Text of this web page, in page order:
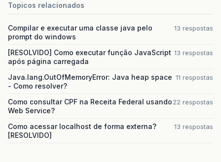
Topicos relacionados
Compilar e executar uma classe java pelo
prompt do windows
13 respostas
[RESOLVIDO] Como executar função JavaScript
após página carregada
13 respostas
Java.lang.OutOfMemoryError: Java heap space
- Como resolver?
11 respostas
Como consultar CPF na Receita Federal usando
Web Service?
22 respostas
Como acessar localhost de forma externa?
[RESOLVIDO]
13 respostas